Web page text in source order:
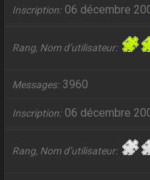
Inscription 06 décembre
Rang, Nom d’utilisateur
Messages 3960
Inscription 06 décembre
Rang, Nom d’utilisateur